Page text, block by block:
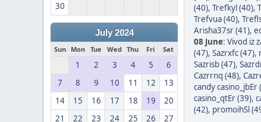
30
July 2024
Sun Mon Tue Wed Thu Fri Sat
1 2 3 4 5
6
7
8 9 10 11 12
13
14
15 16 17 18 19
20
21
22 23 24 25 26 27
(40), Trefkyl (40),
Trefvua (40),
Arisha37sr (41),
08 June: Vivod iz
(47), Sazrxfc (47),
Sazrisb (47),
Cazrrnq (48),
candy casino_jbEr
casino_qtEr (39),
(42), promoihSl